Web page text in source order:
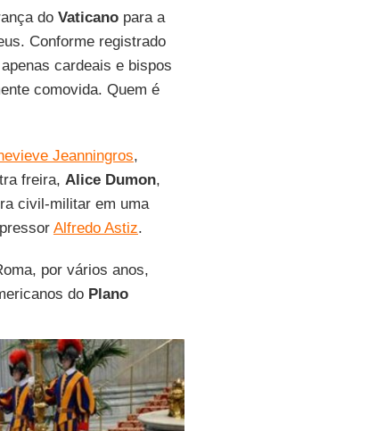
do Vaticanopara a
Conforme registrado
cardeais e bispos
comovida. Quem é
Jeanningros,
freira, Alice Dumon,
civil-militar em uma
Alfredo Astiz.
por vários anos,
do Plano